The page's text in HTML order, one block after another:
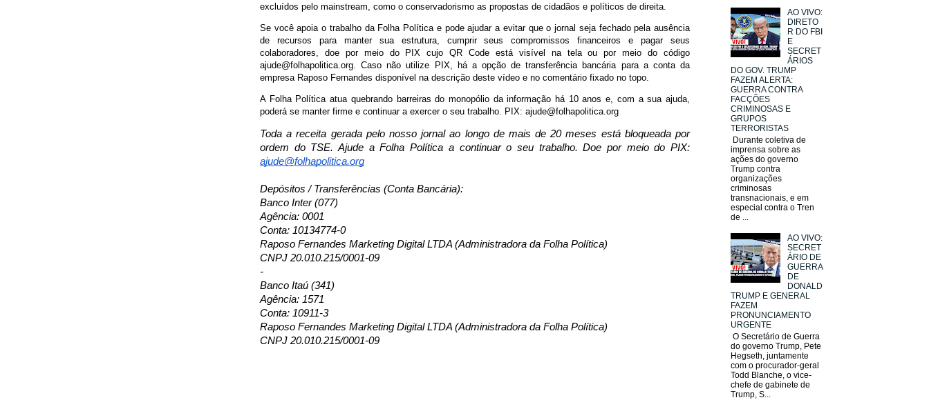
excluídos pelo mainstream, como o conservadorismo as propostas de cidadãos e políticos de direita.
Se você apoia o trabalho da Folha Política e pode ajudar a evitar que o jornal seja fechado pela ausência
de recursos para manter sua estrutura, cumprir seus compromissos financeiros e pagar seus
colaboradores, doe por meio do PIX cujo QR Code está visível na tela ou por meio do código
ajude@folhapolitica.org. Caso não utilize PIX, há a opção de transferência bancária para a conta da
empresa Raposo Fernandes disponível na descrição deste vídeo e no comentário fixado no topo.
A Folha Política atua quebrando barreiras do monopólio da informação há 10 anos e, com a sua ajuda,
poderá se manter firme e continuar a exercer o seu trabalho. PIX: ajude@folhapolitica.org
Toda a receita gerada pelo nosso jornal ao longo de mais de 20 meses está bloqueada por
ordem do TSE. Ajude a Folha Política a continuar o seu trabalho. Doe por meio do PIX:
ajude@folhapolitica.org
Depósitos / Transferências (Conta Bancária):
Banco Inter (077)
Agência: 0001
Conta: 10134774-0
Raposo Fernandes Marketing Digital LTDA (Administradora da Folha Política)
CNPJ 20.010.215/0001-09
-
Banco Itaú (341)
Agência: 1571
Conta: 10911-3
Raposo Fernandes Marketing Digital LTDA (Administradora da Folha Política)
CNPJ 20.010.215/0001-09
AO VIVO:
DIRETO
R DO FBI
E
SECRET
ÁRIOS
DO GOV. TRUMP
FAZEM ALERTA:
GUERRA CONTRA
FACÇÕES
CRIMINOSAS E
GRUPOS
TERRORISTAS
Durante coletiva de
imprensa sobre as
ações do governo
Trump contra
organizações
criminosas
transnacionais, e em
especial contra o Tren
de ...
AO VIVO:
SECRET
ÁRIO DE
GUERRA
DE
DONALD
TRUMP E GENERAL
FAZEM
PRONUNCIAMENTO
URGENTE
O Secretário de Guerra
do governo Trump, Pete
Hegseth, juntamente
com o procurador-geral
Todd Blanche, o vice-
chefe de gabinete de
Trump, S...